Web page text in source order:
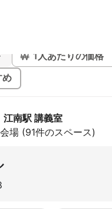
1人あたりの価格
め
江南駅 講義室
場 (91件のスペース)